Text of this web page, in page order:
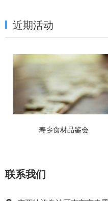
近期活动
寿乡食材品鉴会
联系我们